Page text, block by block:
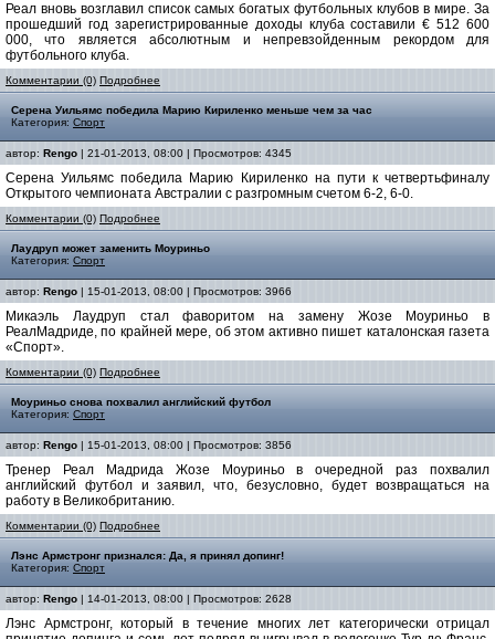
Реал вновь возглавил список самых богатых футбольных клубов в мире. За
прошедший год зарегистрированные доходы клуба составили € 512 600
000, что является абсолютным и непревзойденным рекордом для
футбольного клуба.
Комментарии (0) Подробнее
Серена Уильямс победила Марию Кириленко меньше чем за час
Категория: Спорт
автор: Rengo | 21-01-2013, 08:00 | Просмотров: 4345
Серена Уильямс победила Марию Кириленко на пути к четвертьфиналу
Открытого чемпионата Австралии с разгромным счетом 6-2, 6-0.
Комментарии (0) Подробнее
Лаудруп может заменить Моуриньо
Категория: Спорт
автор: Rengo | 15-01-2013, 08:00 | Просмотров: 3966
Микаэль Лаудруп стал фаворитом на замену Жозе Моуриньо в
РеалМадриде, по крайней мере, об этом активно пишет каталонская газета
«Спорт».
Комментарии (0) Подробнее
Моуриньо снова похвалил английский футбол
Категория: Спорт
автор: Rengo | 15-01-2013, 08:00 | Просмотров: 3856
Тренер Реал Мадрида Жозе Моуриньо в очередной раз похвалил
английский футбол и заявил, что, безусловно, будет возвращаться на
работу в Великобританию.
Комментарии (0) Подробнее
Лэнс Армстронг признался: Да, я принял допинг!
Категория: Спорт
автор: Rengo | 14-01-2013, 08:00 | Просмотров: 2628
Лэнс Армстронг, который в течение многих лет категорически отрицал